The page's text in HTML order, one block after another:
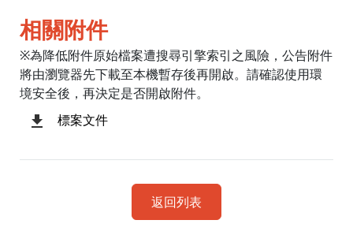
相關附件
※為降低附件原始檔案遭搜尋引擎索引之風險，公告附件
將由瀏覽器先下載至本機暫存後再開啟。請確認使用環
境安全後，再決定是否開啟附件。
標案文件
返回列表